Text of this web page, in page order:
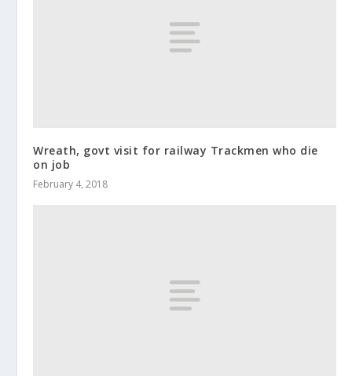
Wreath, govt visit for railway Trackmen who die
on job
February 4, 2018